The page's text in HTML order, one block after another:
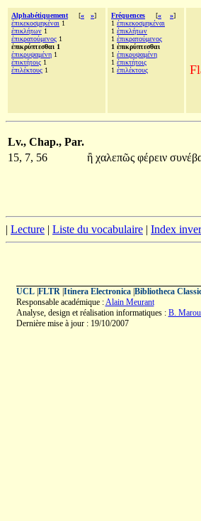
Alphabétiquement [« »]
ἐπικεκοσμηκέναι 1
ἐπικλήτων 1
ἐπικρατούμενος 1
ἐπικρύπτεσθαι 1
ἐπικρυψαμένη 1
ἐπικτήτοις 1
ἐπιλέκτους 1
Fréquences [« »]
1 ἐπικεκοσμηκέναι
1 ἐπικλήτων
1 ἐπικρατούμενος
1 ἐπικρύπτεσθαι
1 ἐπικρυψαμένη
1 ἐπικτήτοις
1 ἐπιλέκτους
Lv., Chap., Par.
15, 7, 56
ἢ χαλεπῶς φέρειν
| Lecture | Liste du vocabulaire | Index
UCL| FLTR| Itinera Electronica| Bibliotheca
Responsable académique :Alain Meurant
Analyse, design et réalisation informatiques : B.
Dernière mise à jour : 19/10/2007